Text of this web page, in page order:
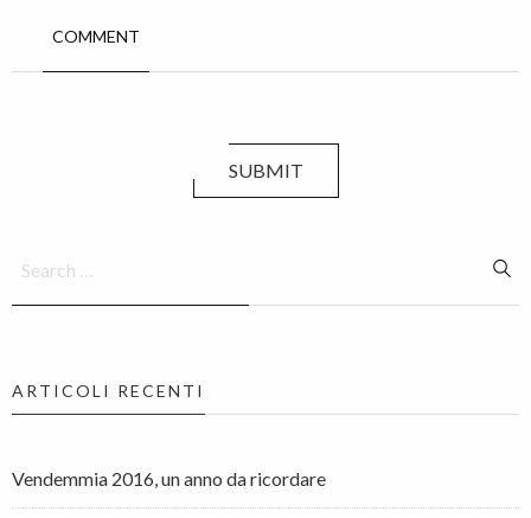
COMMENT
SUBMIT
ARTICOLI RECENTI
Vendemmia 2016, un anno da ricordare